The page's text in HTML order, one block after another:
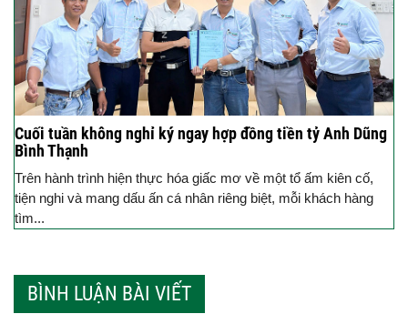
Cuối tuần không nghỉ ký ngay hợp đồng tiền tỷ Anh Dũng
Bình Thạnh
Trên hành trình hiện thực hóa giấc mơ về một tổ ấm kiên cố,
tiện nghi và mang dấu ấn cá nhân riêng biệt, mỗi khách hàng
tìm...
BÌNH LUẬN BÀI VIẾT